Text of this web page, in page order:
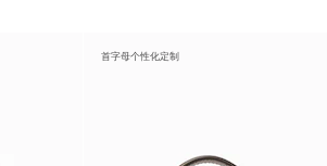
首字母个性化定制